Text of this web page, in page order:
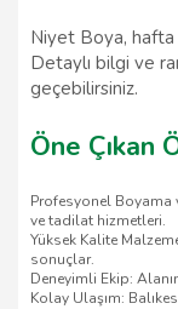
Niyet Boya,
Detaylı bilgi ve
geçebilirsiniz.
Öne Çıkan
Profesyonel Boyama
ve tadilat hizmetleri.
Yüksek Kalite
sonuçlar.
Deneyimli Ekip:
Kolay Ulaşım: